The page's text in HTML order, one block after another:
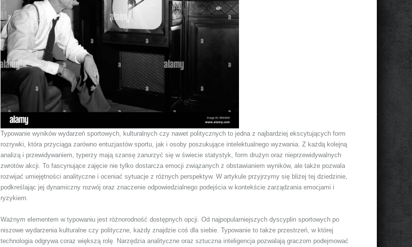
Typowanie wyników wydarzeń sportowych, kulturalnych czy nawet politycznych to jedna z najbardziej ekscytujących form
rozrywki, która przyciąga zarówno entuzjastów sportu, jak i osoby poszukujące intelektualnego wyzwania. Z każdą kolejną
analizą i przewidywaniem, typerzy mają szansę zanurzyć się w świecie statystyk, form drużyn oraz nieprzewidywalnych
zwrotów akcji. To fascynujące zajęcie nie tylko dostarcza emocji związanych z obstawianiem wyników, ale także pozwala
rozwijać umiejętności analityczne i oceniać sytuacje z różnych perspektyw. W artykule przyjrzymy się bliżej tej dziedzinie,
podkreślając jej dynamiczny rozwój oraz znaczenie odpowiedzialnego podejścia w kontekście zarządzania emocjami i
ryzykiem.
Ważnym elementem w typowaniu jest różnorodność dostępnych opcji. Od najpopularniejszych dyscyplin sportowych po
niszowe wydarzenia kulturalne czy polityczne, każdy znajdzie coś dla siebie. Typowanie to także przestrzeń, w której
technologia odgrywa coraz większą rolę. Narzędzia analityczne oraz sztuczna inteligencja pozwalają graczom podejmować